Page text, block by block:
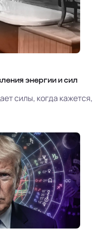
энергии и сил
силы, когда кажется,